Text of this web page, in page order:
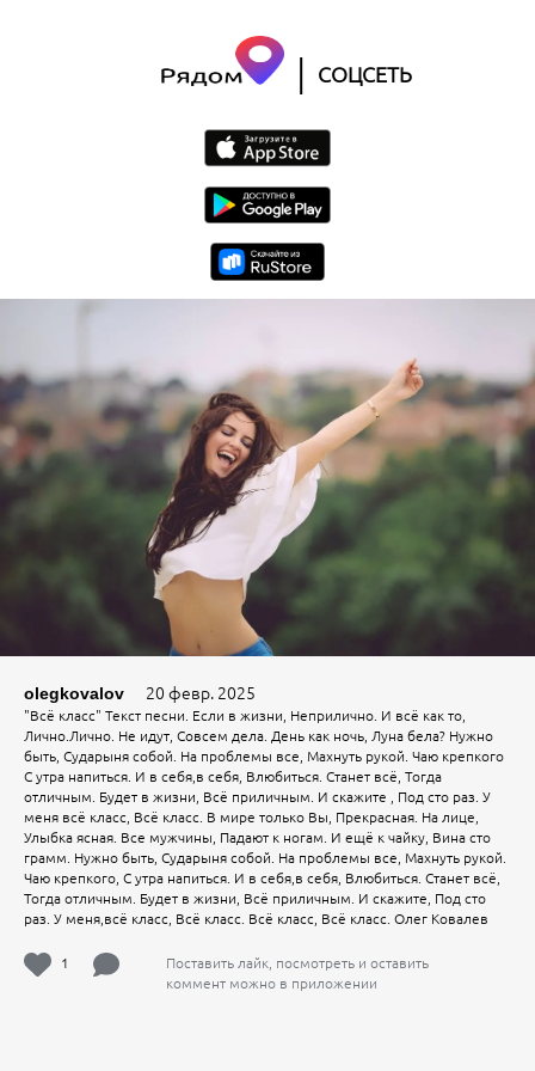
| СОЦСЕТЬ
olegkovalov 20 февр. 2025
"Всё класс" Текст песни. Если в жизни, Неприлично. И всё как то,
Лично.Лично. Не идут, Совсем дела. День как ночь, Луна бела? Нужно
быть, Сударыня собой. На проблемы все, Махнуть рукой. Чаю крепкого
С утра напиться. И в себя,в себя, Влюбиться. Станет всё, Тогда
отличным. Будет в жизни, Всё приличным. И скажите , Под сто раз. У
меня всё класс, Всё класс. В мире только Вы, Прекрасная. На лице,
Улыбка ясная. Все мужчины, Падают к ногам. И ещё к чайку, Вина сто
грамм. Нужно быть, Сударыня собой. На проблемы все, Махнуть рукой.
Чаю крепкого, С утра напиться. И в себя,в себя, Влюбиться. Станет всё,
Тогда отличным. Будет в жизни, Всё приличным. И скажите, Под сто
раз. У меня,всё класс, Всё класс. Всё класс, Всё класс. Олег Ковалев
1
Поставить лайк, посмотреть и оставить
коммент можно в приложении